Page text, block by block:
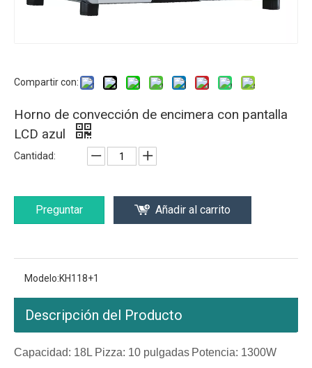
Compartir con:
Horno de convección de encimera con pantalla
LCD azul
Cantidad:
Preguntar Añadir al carrito
Modelo:KH118+1
Descripción del Producto
Capacidad: 18L Pizza: 10 pulgadas Potencia: 1300W